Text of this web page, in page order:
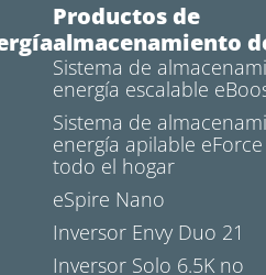
Productos de
almacenamiento
Sistema de
energía escalable
Sistema de
energía apilable
todo el hogar
eSpire Nano
Inversor Envy Duo 21
Inversor Solo 6.5K no